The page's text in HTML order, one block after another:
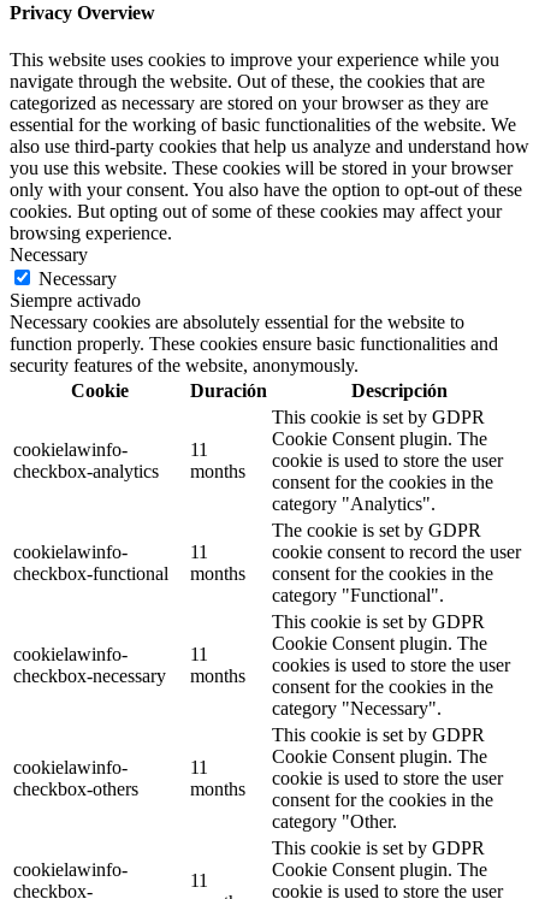
Privacy Overview
This website uses cookies to improve your experience while you
navigate through the website. Out of these, the cookies that are
categorized as necessary are stored on your browser as they are
essential for the working of basic functionalities of the website. We
also use third-party cookies that help us analyze and understand how
you use this website. These cookies will be stored in your browser
only with your consent. You also have the option to opt-out of these
cookies. But opting out of some of these cookies may affect your
browsing experience.
Necessary
Necessary
Siempre activado
Necessary cookies are absolutely essential for the website to
function properly. These cookies ensure basic functionalities and
security features of the website, anonymously.
Cookie
Duración Descripción
cookielawinfo-
checkbox-analytics
11
months
This cookie is set by GDPR
Cookie Consent plugin. The
cookie is used to store the user
consent for the cookies in the
category "Analytics".
cookielawinfo-
checkbox-functional
11
months
The cookie is set by GDPR
cookie consent to record the user
consent for the cookies in the
category "Functional".
cookielawinfo-
checkbox-necessary
11
months
This cookie is set by GDPR
Cookie Consent plugin. The
cookies is used to store the user
consent for the cookies in the
category "Necessary".
cookielawinfo-
checkbox-others
11
months
This cookie is set by GDPR
Cookie Consent plugin. The
cookie is used to store the user
consent for the cookies in the
category "Other.
cookielawinfo-
checkbox-
11
This cookie is set by GDPR
Cookie Consent plugin. The
cookie is used to store the user